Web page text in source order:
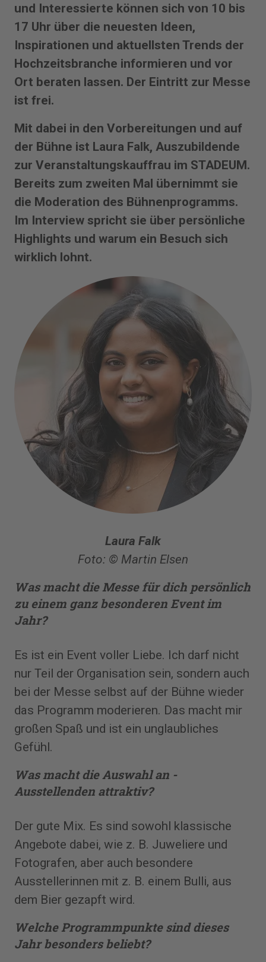
und Interessierte können sich von 10 bis
17 Uhr über die neuesten Ideen,
Inspirationen und aktuellsten Trends der
Hochzeitsbranche informieren und vor
Ort beraten lassen. Der Eintritt zur Messe
ist frei.
Mit dabei in den Vorbereitungen und auf
der Bühne ist Laura Falk, Auszubildende
zur Veranstaltungskauffrau im STADEUM.
Bereits zum zweiten Mal übernimmt sie
die Moderation des Bühnenprogramms.
Im Interview spricht sie über persönliche
Highlights und warum ein Besuch sich
wirklich lohnt.
Laura Falk
Foto: © Martin Elsen
Was macht die Messe für dich persönlich
zu einem ganz ­besonderen Event im
Jahr?
Es ist ein Event voller Liebe. Ich darf nicht
nur Teil der Organisation sein, sondern auch
bei der Messe selbst auf der Bühne wieder
das Programm moderieren. Das macht mir
großen Spaß und ist ein unglaubliches
Gefühl.
Was macht die Auswahl an ­
Ausstellenden attraktiv?
Der gute Mix. Es sind sowohl klassische
Angebote dabei, wie z. B. Juweliere und
Fotografen, aber auch besondere
Ausstellerinnen mit z. B. einem Bulli, aus
dem Bier gezapft wird.
Welche Programmpunkte sind dieses
Jahr besonders beliebt?